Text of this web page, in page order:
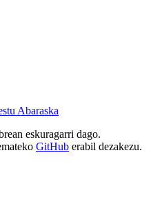
Abaraska
eskuragarri dago.
GitHub erabil dezakezu.